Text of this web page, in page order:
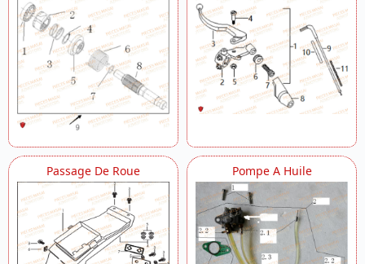
Passage De Roue Pompe A Huile